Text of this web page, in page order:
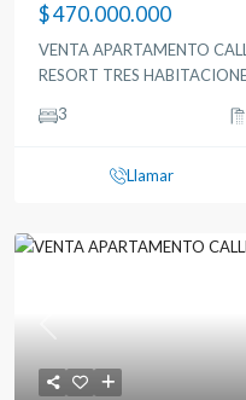
$ 470.000.000
VENTA APARTAMENTO
RESORT TRES
3
Llamar
Previous